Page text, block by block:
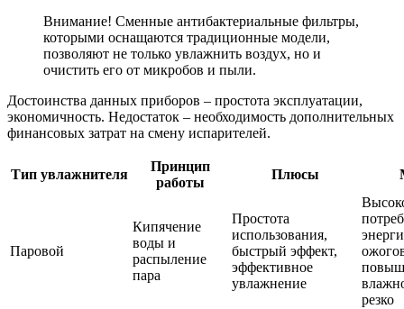
Внимание! Сменные антибактериальные фильтры,
которыми оснащаются традиционные модели,
позволяют не только увлажнить воздух, но и
очистить его от микробов и пыли.
Достоинства данных приборов – простота эксплуатации,
экономичность. Недостаток – необходимость дополнительных
финансовых затрат на смену испарителей.
Тип увлажнителя
Принцип
работы
Плюсы
Паровой
Кипячение
воды и
распыление
пара
Простота
использования,
быстрый эффект,
эффективное
увлажнение
резко